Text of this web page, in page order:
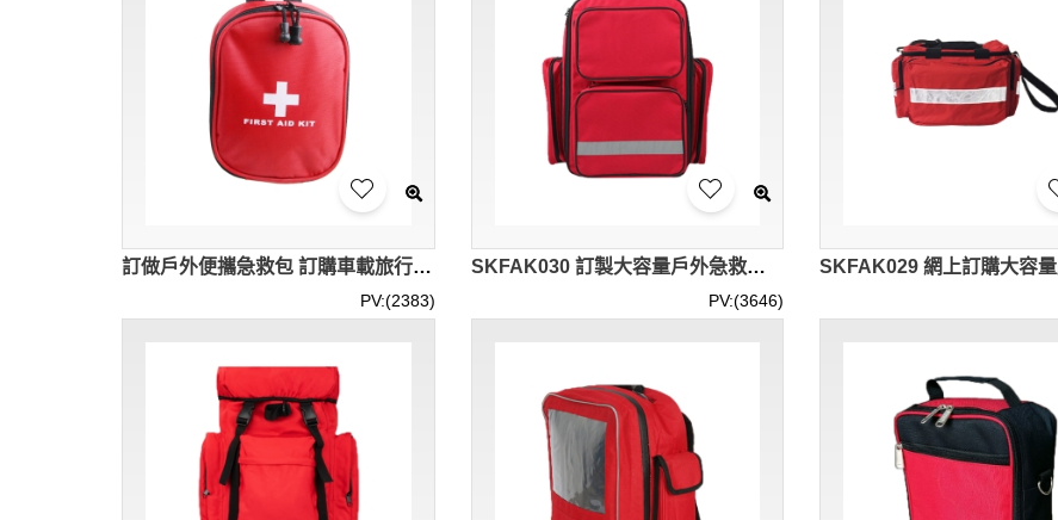
訂做戶外便攜急救包 訂購車載旅行應急包 急救包中心 SKFAK031
PV:(2383)
SKFAK030 訂製大容量戶外急救包雙肩背包 防水 反光條 設計六個小包分類袋急救包 急救包供應商 登山隊急救包 馬拉松醫療保障急救包
PV:(3646)